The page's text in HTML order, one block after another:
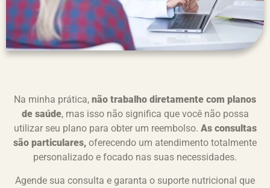
Na minha prática, não trabalho diretamente com planos
de saúde, mas isso não significa que você não possa
utilizar seu plano para obter um reembolso. As consultas
são particulares, oferecendo um atendimento totalmente
personalizado e focado nas suas necessidades.
Agende sua consulta e garanta o suporte nutricional que